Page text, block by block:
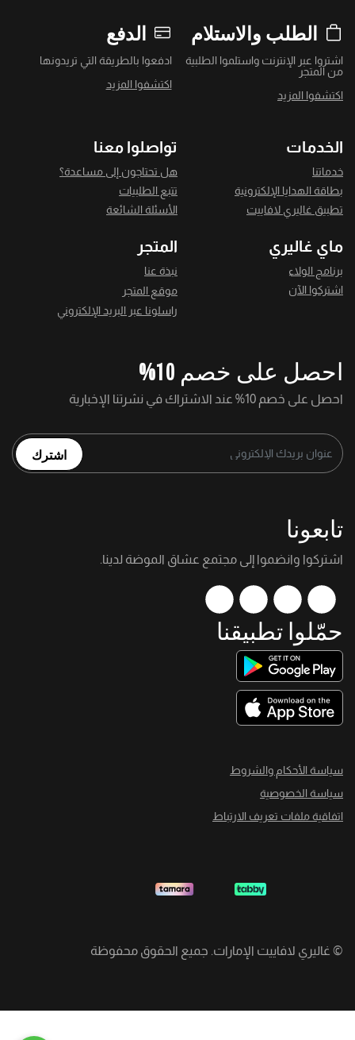
الطلب والاستلام
اشتروا عبر الإنترنت واستلموا الطلبية
من المتجر
اكتشفوا المزيد
الدفع
ادفعوا بالطريقة التي تريدونها
اكتشفوا المزيد
الخدمات
خدماتنا
بطاقة الهدايا الإلكترونية
تطبيق غاليري لافاييت
تواصلوا معنا
هل تحتاجون إلى مساعدة؟
تتبع الطلبيات
الأسئلة الشائعة
ماي غاليري
برنامج الولاء
اشتركوا الآن
المتجر
نبذة عنا
موقع المتجر
راسلونا عبر البريد الإلكتروني
احصل على خصم 10%
احصل على خصم 10% عند الاشتراك في نشرتنا الإخبارية
اشترك
تابعونا
اشتركوا وانضموا إلى مجتمع عشاق الموضة لدينا.
حمّلوا تطبيقنا
سياسة الأحكام والشروط
سياسة الخصوصية
اتفاقية ملفات تعريف الارتباط
© غاليري لافاييت الإمارات. جميع الحقوق محفوظة